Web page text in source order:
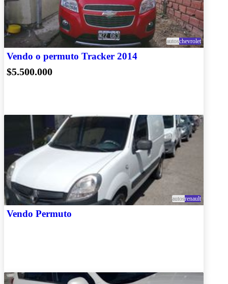
autoschevrolet
Vendo o permuto Tracker 2014
$5.500.000
autosrenault
Vendo Permuto